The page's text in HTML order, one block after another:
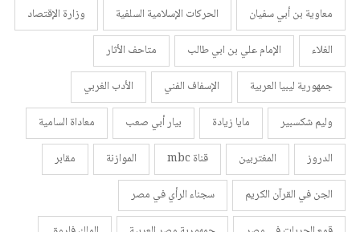
معاوية بن أبي سفيان
الحركات الإسلامية السلفية
وزارة الإقتصاد
الغلاء
الإمام علي بن ابي طالب
متاحف الأثار
جمهورية ليبيا العربية
الإسفاف الفني
الأدب الغربي
وليم شكسبير
مايا زيادة بيار أبي صعب
معاداة السامية
الدروز
المغتربين قناة mbc الموازنة
مقابر
الجن في القرآن الكريم
سجناء الرأي في مصر